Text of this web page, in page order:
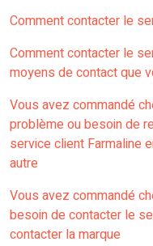
Comment contacter le
Comment contacter le
moyens de contact que
Vous avez commandé
problème ou besoin de
service client Farmaline
autre
Vous avez commandé
besoin de contacter le
contacter la marque